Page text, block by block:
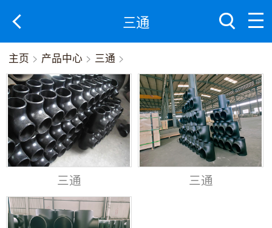
三通
主页 > 产品中心 > 三通 >
三通 三通